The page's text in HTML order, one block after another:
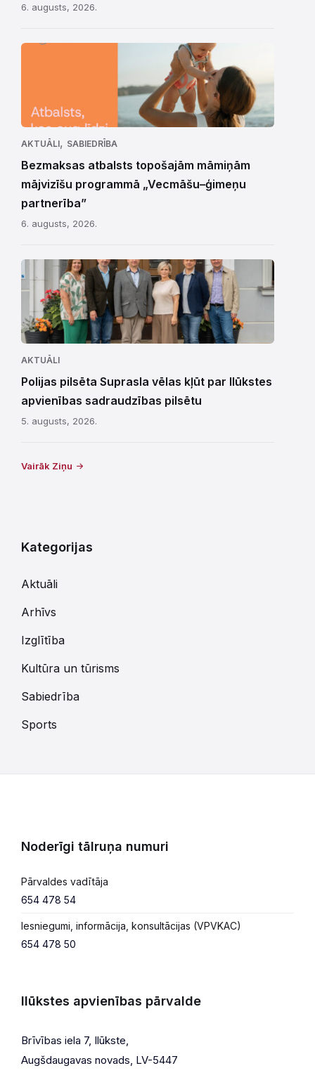
6. augusts, 2026.
AKTUĀLI, SABIEDRĪBA
Bezmaksas atbalsts topošajām māmiņām
mājvizīšu programmā „Vecmāšu–ģimeņu
partnerība”
6. augusts, 2026.
AKTUĀLI
Polijas pilsēta Suprasla vēlas kļūt par Ilūkstes
apvienības sadraudzības pilsētu
5. augusts, 2026.
Vairāk Ziņu
Kategorijas
Aktuāli
Arhīvs
Izglītība
Kultūra un tūrisms
Sabiedrība
Sports
Noderīgi tālruņa numuri
Pārvaldes vadītāja
654 478 54
Iesniegumi, informācija, konsultācijas (VPVKAC)
654 478 50
Ilūkstes apvienības pārvalde
Brīvības iela 7, Ilūkste,
Augšdaugavas novads, LV-5447